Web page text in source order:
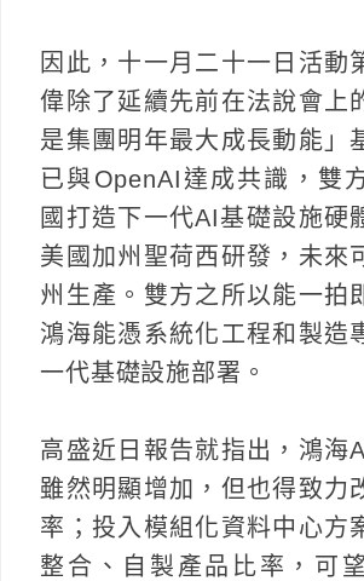
因此，十一月二十一日活動
偉除了延續先前在法說會上
是集團明年最大成長動能」
已與OpenAI達成共識，雙
國打造下一代AI基礎設施硬
美國加州聖荷西研發，未來
州生產。雙方之所以能一拍
鴻海能憑系統化工程和製造
一代基礎設施部署。
高盛近日報告就指出，鴻海
雖然明顯增加，但也得致力
率；投入模組化資料中心方
整合、自製產品比率，可